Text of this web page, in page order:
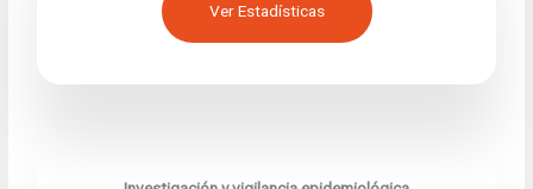
Ver Estadísticas